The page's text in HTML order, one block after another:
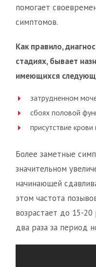
помогает
симптомов.
Как правило,
стадиях, бывает
имеющихся
затрудненном
сбоях половой
присутствие
Более заметные
значительном
начинающей
этом частота
возрастает до 15-
два раза за период